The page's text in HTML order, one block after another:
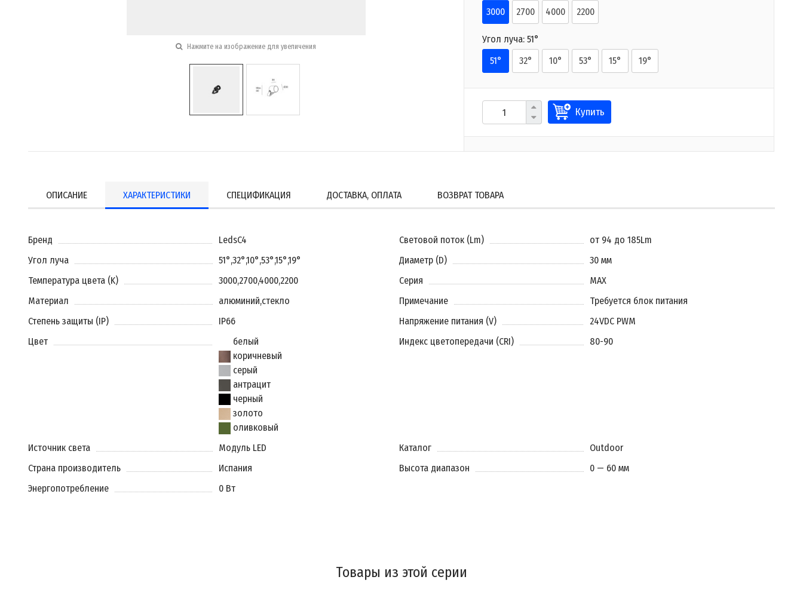
Нажмите на изображение для увеличения
3000
2700 4000 2200
Угол луча: 51°
51°
32° 10° 53° 15° 19°
Купить
ОПИСАНИЕ ХАРАКТЕРИСТИКИ СПЕЦИФИКАЦИЯ ДОСТАВКА, ОПЛАТА ВОЗВРАТ ТОВАРА
Бренд LedsC4 Световой поток (Lm)
от 94 до 185Lm
Угол луча
51°,32°10°,53°15°19° Диаметр (D)
30 мм
Температура цвета (K)
3000,2700,4000,2200 Серия
MAX
Материал
алюминий,стекло Примечание
Требуется блок питания
Степень защиты (IP)
IP66 Напряжение питания (V)
24VDC PWM
Цвет
белый
коричневый
серый
антрацит
черный
золото
оливковый
Индекс цветопередачи (CRI) 80-90
Источник света Модуль LED Каталог
Outdoor
Страна производитель
Испания Высота диапазон
0 — 60 мм
Энергопотребление
0 Вт
Товары из этой серии